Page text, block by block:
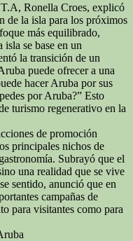
Ronella Croes, explicó
de la isla para los próximos
más equilibrado,
se base en un
la transición de un
puede ofrecer a una
hacer Aruba por sus
por Aruba?” Esto
turismo regenerativo en la
de promoción
principales nichos de
Subrayó que el
una realidad que se vive
sentido, anunció que en
campañas de
para visitantes como para